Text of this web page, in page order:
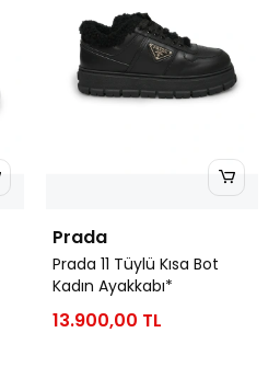
Prada
Prada 11 Tüylü Kısa Bot
Kadın Ayakkabı*
13.900,00 TL